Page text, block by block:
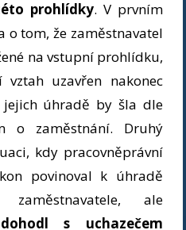
prohlídky. V prvním
tom, že zaměstnavatel
na vstupní prohlídku,
uzavřen nakonec
úhradě by šla dle
o zaměstnání. Druhý
kdy pracovněprávní
povinoval k úhradě
zaměstnavatele, ale
s uchazečem